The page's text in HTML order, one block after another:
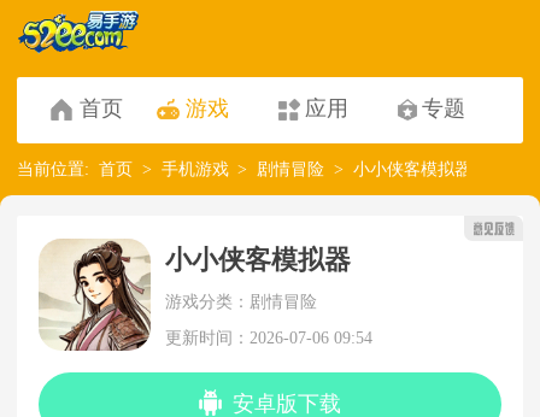
首页 游戏 应用 专题
当前位置: 首页 手机游戏 剧情冒险 小小侠客模拟器
小小侠客模拟器
游戏分类：剧情冒险
更新时间：2026-07-06 09:54
安卓版下载